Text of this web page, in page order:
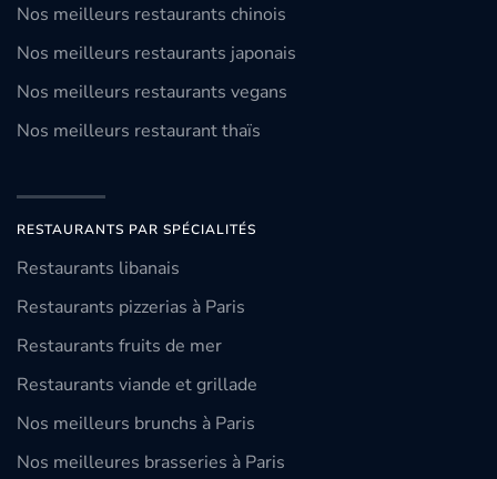
Nos meilleurs restaurants chinois
Nos meilleurs restaurants japonais
Nos meilleurs restaurants vegans
Nos meilleurs restaurant thaïs
RESTAURANTS PAR SPÉCIALITÉS
Restaurants libanais
Restaurants pizzerias à Paris
Restaurants fruits de mer
Restaurants viande et grillade
Nos meilleurs brunchs à Paris
Nos meilleures brasseries à Paris